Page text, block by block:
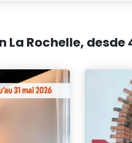
La Rochelle,